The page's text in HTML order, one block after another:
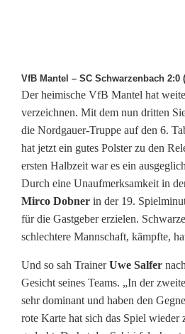
VfB Mantel – SC Schwarzenbach 2:0
Der heimische VfB Mantel hat
verzeichnen. Mit dem nun dritten
die Nordgauer-Truppe auf den 6.
hat jetzt ein gutes Polster zu den
ersten Halbzeit war es ein
Durch eine Unaufmerksamkeit in
Mirco Dobner in der 19.
für die Gastgeber erzielen.
schlechtere Mannschaft, kämpfte,
Und so sah TrainerUwe Salfer
Gesicht seines Teams. „In der
sehr dominant und haben den
rote Karte hat sich das Spiel wieder